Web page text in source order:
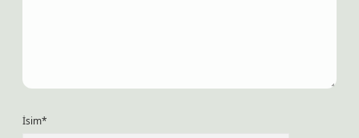
İsim*